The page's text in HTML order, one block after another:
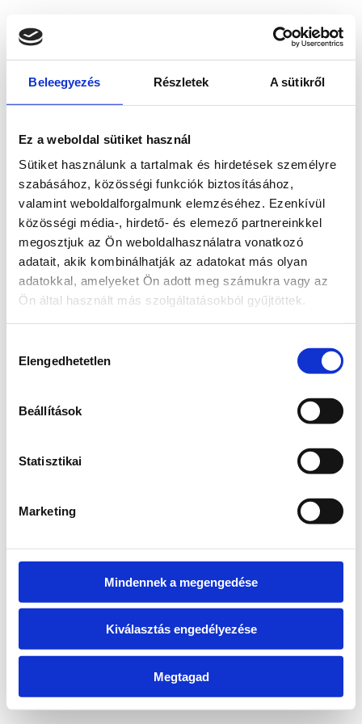
Beleegyezés Részletek A sütikről
Ez a weboldal sütiket használ
Sütiket használunk a tartalmak és hirdetések személyre
szabásához, közösségi funkciók biztosításához,
valamint weboldalforgalmunk elemzéséhez. Ezenkívül
közösségi média-, hirdető- és elemező partnereinkkel
megosztjuk az Ön weboldalhasználatra vonatkozó
adatait, akik kombinálhatják az adatokat más olyan
adatokkal, amelyeket Ön adott meg számukra vagy az
Ön által használt más szolgáltatásokból gyűjtöttek.
kiválasztása
Elengedhetetlen
Beállítások
Statisztikai
Marketing
Mindennek a megengedése
Kiválasztás engedélyezése
Megtagad
loadingwww.bicapp.hu
(see the browser console for more